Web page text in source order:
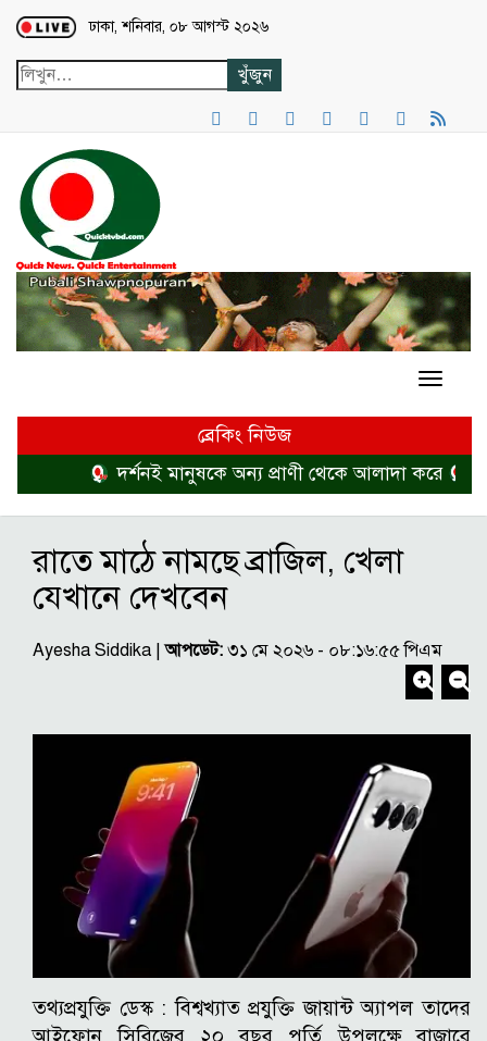
Loading...
ঢাকা, শনিবার, ০৮ আগস্ট ২০২৬
ব্রেকিং নিউজ
দর্শনই মানুষকে অন্য প্রাণী থেকে আলাদা করে
রাতে মাঠে নামছে ব্রাজিল, খেলা
যেখানে দেখবেন
Ayesha Siddika |আপডেট: ৩১ মে ২০২৬ - ০৮:১৬:৫৫ পিএম
তথ্যপ্রযুক্তি ডেস্ক :বিশ্বখ্যাত প্রযুক্তি জায়ান্ট অ্যাপল তাদের